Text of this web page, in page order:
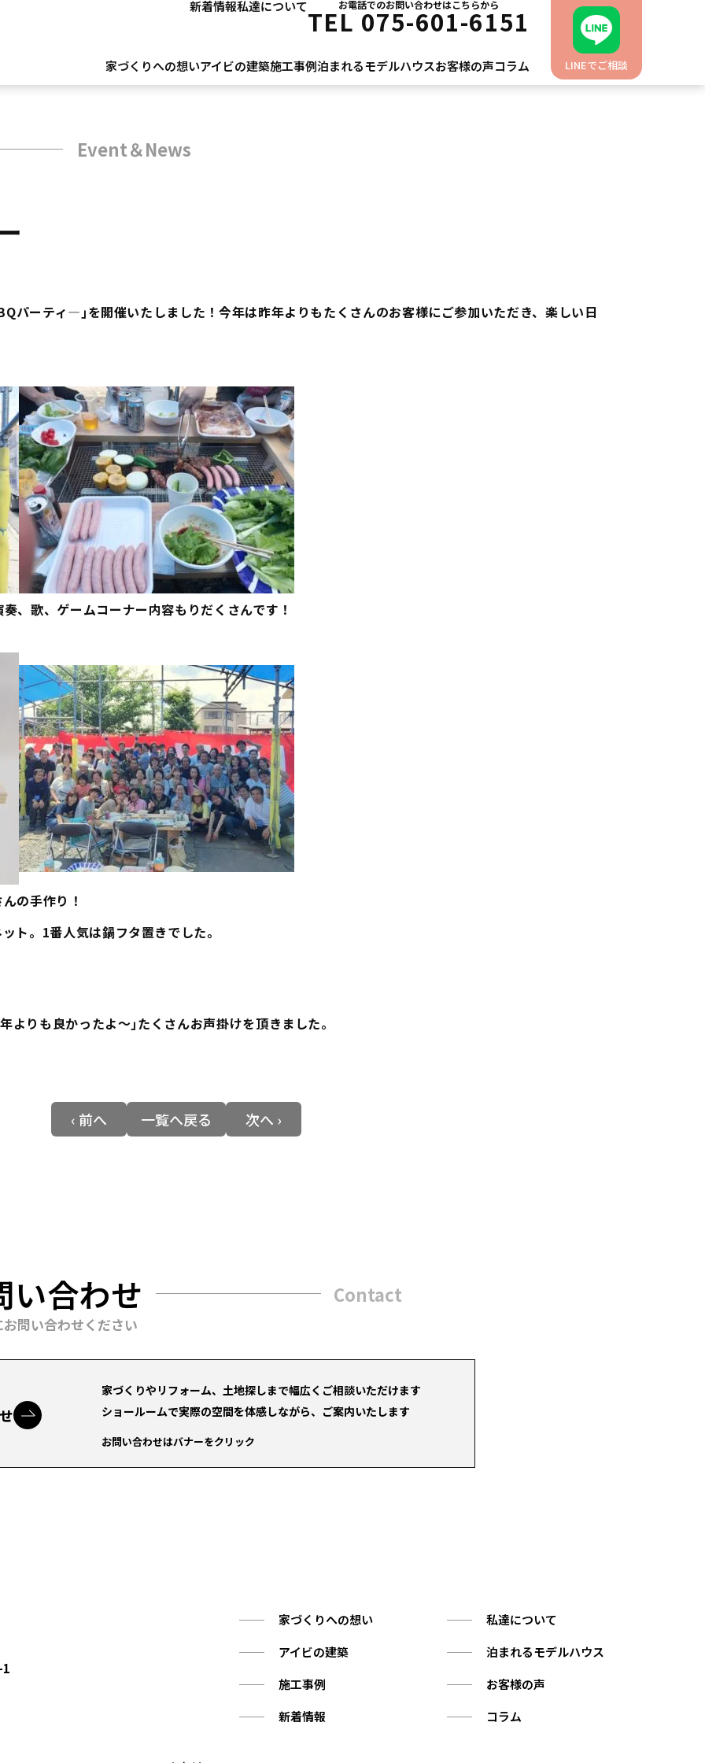
新着情報私達について お電話でのお問い合わせはこちらから
TEL075-601-6151
家づくりへの想いアイビの建築施工事例泊まれるモデルハウスお客様の声コラム LINEでご相談
Event＆News
パーティ―｣を開催いたしました！今年は昨年よりもたくさんのお客様にご参加いただき、楽しい日
、歌、ゲームコーナー内容もりだくさんです！
の手作り！
ト。1番人気は鍋フタ置きでした。
よりも良かったよ～｣たくさんお声掛けを頂きました。
‹ 前へ 一覧へ戻る 次へ ›
い合わせ Contact
問い合わせください
家づくりやリフォーム、土地探しまで幅広くご相談いただけます
ショールームで実際の空間を体感しながら、ご案内いたします
お問い合わせはバナーをクリック
1
家づくりへの想い
アイビの建築
施工事例
新着情報
私達について
泊まれるモデルハウス
お客様の声
コラム